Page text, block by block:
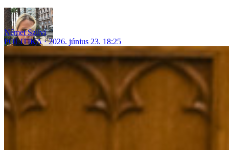
Német Szilvi
POLITIKA
2026. június 23. 18:25